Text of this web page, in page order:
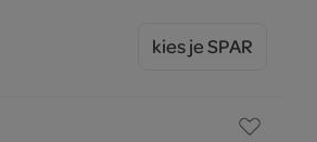
kies je SPAR